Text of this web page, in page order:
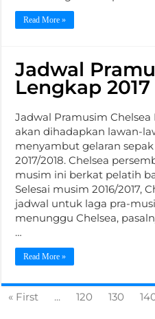
Read More »
Jadwal
Lengkap 2017
Jadwal Pramusim Chelsea
akan dihadapkan lawan-
menyambut gelaran
2017/2018. Chelsea
musim ini berkat pelatih
Selesai musim 2016/2017,
jadwal untuk laga pra-
menunggu Chelsea,
…
Read More »
« First ... 120 130